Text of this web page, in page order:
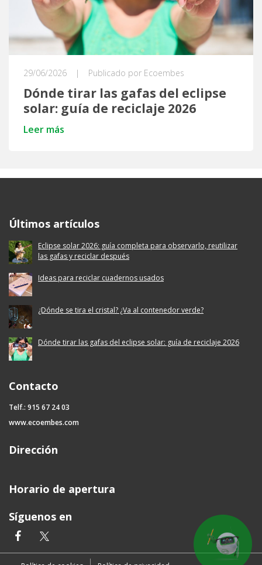
29/06/2026 | Publicado por Ecoembes
Dónde tirar las gafas del eclipse
solar: guía de reciclaje 2026
Leer más
Últimos artículos
Eclipse solar 2026: guía completa para observarlo, reutilizar
las gafas y reciclar después
Ideas para reciclar cuadernos usados
¿Dónde se tira el cristal? ¿Va al contenedor verde?
Dónde tirar las gafas del eclipse solar: guía de reciclaje 2026
Contacto
Telf.: 915 67 24 03
www.ecoembes.com
Dirección
Horario de apertura
Síguenos en
facebooktwitter